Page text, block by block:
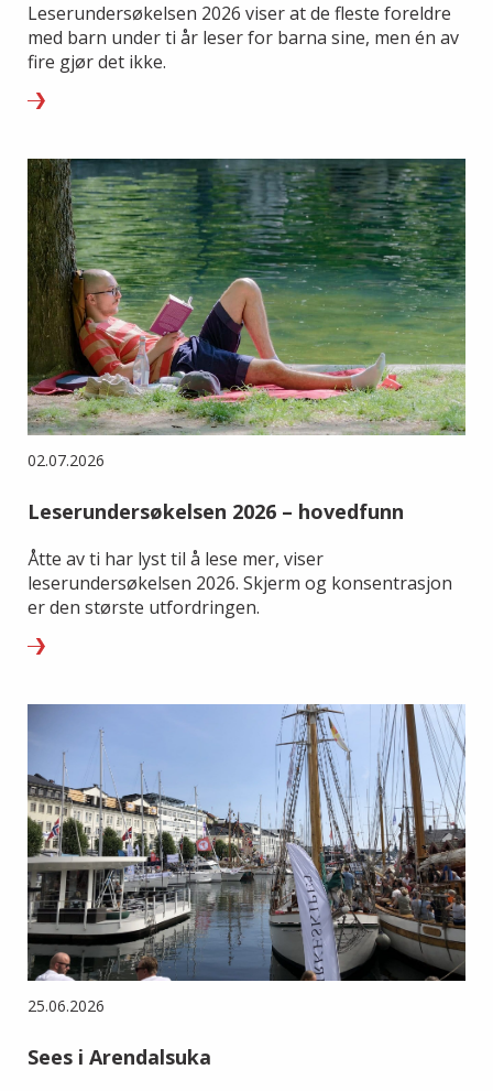
Leserundersøkelsen 2026 viser at de fleste foreldre
med barn under ti år leser for barna sine, men én av
fire gjør det ikke.
02.07.2026
Leserundersøkelsen 2026 – hovedfunn
Åtte av ti har lyst til å lese mer, viser
leserundersøkelsen 2026. Skjerm og konsentrasjon
er den største utfordringen.
25.06.2026
Sees i Arendalsuka